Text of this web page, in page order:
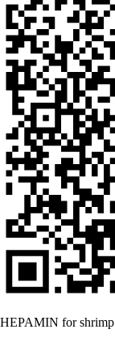
HEPAMIN for shrimp